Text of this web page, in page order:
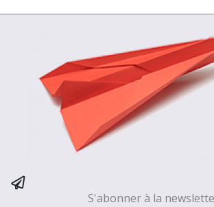
S'abonner à la